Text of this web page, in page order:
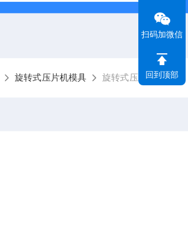
旋转式压片机模具 旋转式压片机模具
扫码加微信
回到顶部